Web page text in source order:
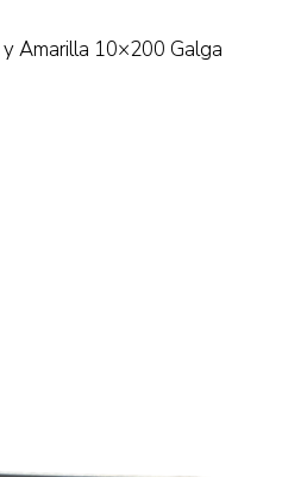
Amarilla 10×200 Galga